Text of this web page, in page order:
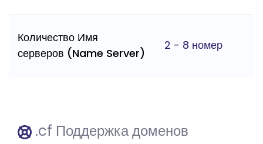
Количество Имя
серверов (Name Server)
2 - 8 номер
.cf Поддержка доменов